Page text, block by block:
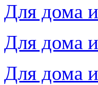
Для дома
Для дома
Для дома